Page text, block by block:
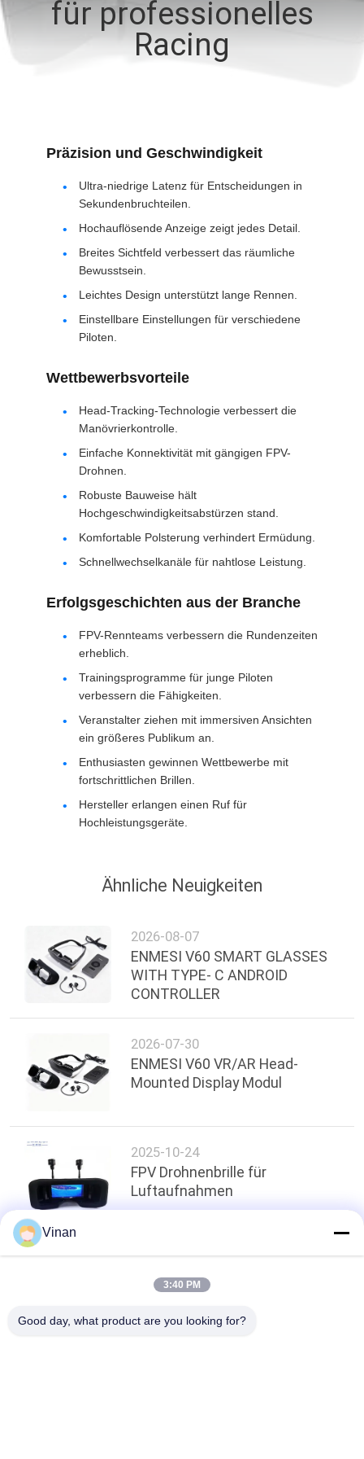
NACHRICHTEN
FORDERN
ZITAT
SHOPPING
ONLINE
SITEMAP
DATENSCHUTZRICHTLINIE
für professionelles
Racing
Präzision und Geschwindigkeit
Ultra-niedrige Latenz für Entscheidungen in
Sekundenbruchteilen.
Hochauflösende Anzeige zeigt jedes Detail.
Breites Sichtfeld verbessert das räumliche
Bewusstsein.
Leichtes Design unterstützt lange Rennen.
Einstellbare Einstellungen für verschiedene
Piloten.
Wettbewerbsvorteile
Head-Tracking-Technologie verbessert die
Manövrierkontrolle.
Einfache Konnektivität mit gängigen FPV-
Drohnen.
Robuste Bauweise hält
Hochgeschwindigkeitsabstürzen stand.
Komfortable Polsterung verhindert Ermüdung.
Schnellwechselkanäle für nahtlose Leistung.
Erfolgsgeschichten aus der Branche
FPV-Rennteams verbessern die Rundenzeiten
erheblich.
Trainingsprogramme für junge Piloten
verbessern die Fähigkeiten.
Veranstalter ziehen mit immersiven Ansichten
ein größeres Publikum an.
Enthusiasten gewinnen Wettbewerbe mit
fortschrittlichen Brillen.
Hersteller erlangen einen Ruf für
Hochleistungsgeräte.
Ähnliche Neuigkeiten
2026-08-07
ENMESI V60 SMART GLASSES
WITH TYPE- C ANDROID
CONTROLLER
2026-07-30
ENMESI V60 VR/AR Head-
Mounted Display Modul
2025-10-24
FPV Drohnenbrille für
Luftaufnahmen
oben
Vinan
3:40 PM
Good day, what product are you looking for?